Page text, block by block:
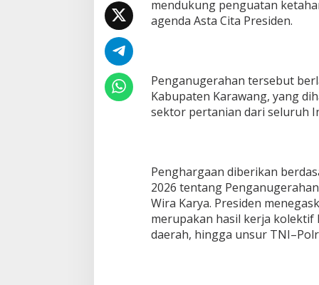
p
a
l
r
i
D
u
k
n
g
mendukung penguatan
agenda Asta Cita Presiden.
Penganugerahan tersebut
Kabupaten Karawang, yang
sektor pertanian dari seluruh
Penghargaan diberikan
2026 tentang
Wira Karya. Presiden
merupakan hasil kerja
daerah, hingga unsur